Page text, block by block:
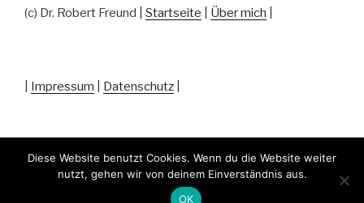
(c) Dr. Robert Freund | Startseite Über mich
Impressum Datenschutz
Datenschutz Stolz präsentiert von WordPress
Diese Website benutzt Cookies. Wenn du die Website weiter
nutzt, gehen wir von deinem Einverständnis aus.
OK